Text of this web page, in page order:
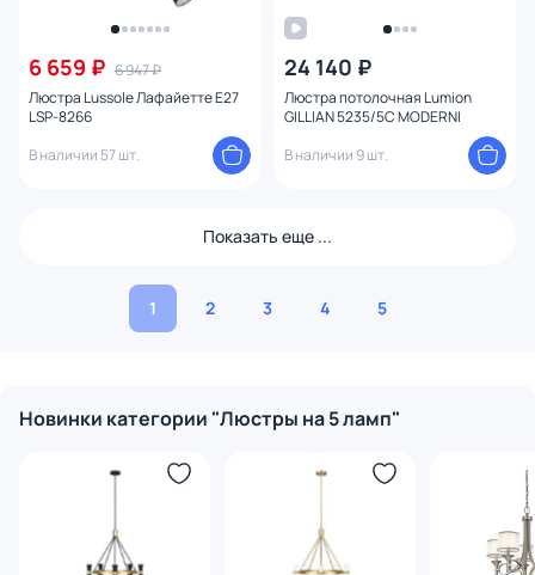
6 659 ₽ 6 947 ₽
Люстра Lussole Лафайетте E27
LSP-8266
В наличии 57 шт.
24 140 ₽
Люстра потолочная Lumion
GILLIAN 5235/5C MODERNI
В наличии 9 шт.
Показать еще ...
1 2 3 4 5
Новинки категории "Люстры на 5 ламп"